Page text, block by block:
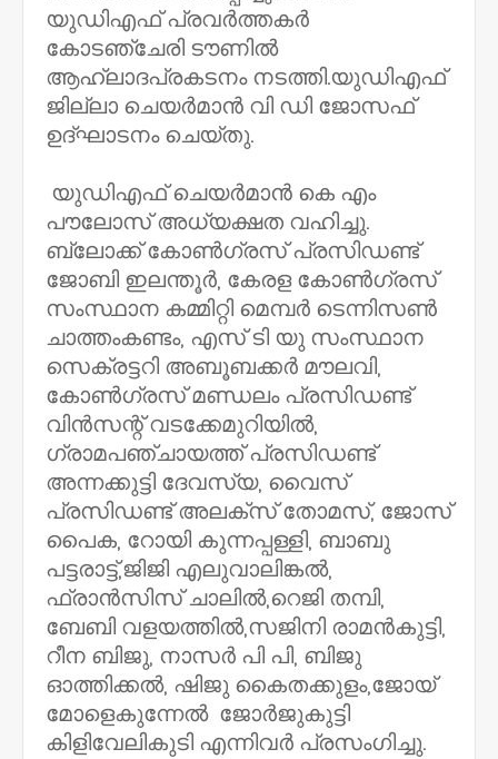
യുഡിഎഫ് പ്രവർത്തകർ
കോടഞ്ചേരി ടൗണിൽ
ആഹ്ലാദപ്രകടനം നടത്തി.യുഡിഎഫ്
ജില്ലാ ചെയർമാൻ വി ഡി ജോസഫ്
ഉദ്ഘാടനം ചെയ്തു.
യുഡിഎഫ് ചെയർമാൻ കെ എം
പൗലോസ് അധ്യക്ഷത വഹിച്ചു.
ബ്ലോക്ക് കോൺഗ്രസ് പ്രസിഡണ്ട്
ജോബി ഇലന്തൂർ, കേരള കോൺഗ്രസ്
സംസ്ഥാന കമ്മിറ്റി മെമ്പർ ടെന്നിസൺ
ചാത്തംകണ്ടം, എസ് ടി യു സംസ്ഥാന
സെക്രട്ടറി അബൂബക്കർ മൗലവി,
കോൺഗ്രസ് മണ്ഡലം പ്രസിഡണ്ട്
വിൻസന്റ് വടക്കേമുറിയിൽ,
ഗ്രാമപഞ്ചായത്ത് പ്രസിഡണ്ട്
അന്നക്കുട്ടി ദേവസ്യ, വൈസ്
പ്രസിഡണ്ട് അലക്സ് തോമസ്, ജോസ്
പൈക, റോയി കുന്നപ്പള്ളി, ബാബു
പട്ടരാട്ട്,ജിജി എലുവാലിങ്കൽ,
ഫ്രാൻസിസ് ചാലിൽ,റെജി തമ്പി,
ബേബി വളയത്തിൽ,സജിനി രാമൻകുട്ടി,
റീന ബിജു, നാസർ പി പി, ബിജു
ഓത്തിക്കൽ, ഷിജു കൈതക്കുളം,ജോയ്
മോളെകുന്നേൽ ജോർജുകുട്ടി
കിളിവേലികുടി എന്നിവർ പ്രസംഗിച്ചു.